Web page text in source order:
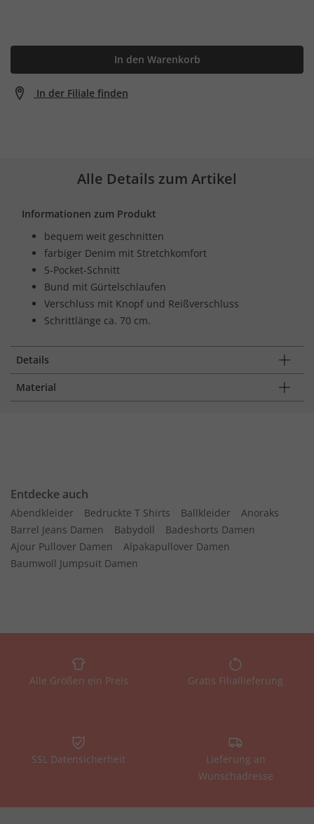
In den Warenkorb
In der Filiale finden
Alle Details zum Artikel
Informationen zum Produkt
bequem weit geschnitten
farbiger Denim mit Stretchkomfort
5-Pocket-Schnitt
Bund mit Gürtelschlaufen
Verschluss mit Knopf und Reißverschluss
Schrittlänge ca. 70 cm.
Details
Material
Entdecke auch
Abendkleider Bedruckte T Shirts Ballkleider
Anoraks
Barrel Jeans Damen
Babydoll
Badeshorts Damen
Ajour Pullover Damen
Alpakapullover Damen
Baumwoll Jumpsuit Damen
Alle Größen ein Preis Gratis Filiallieferung
SSL Datensicherheit
Lieferung an
Wunschadresse